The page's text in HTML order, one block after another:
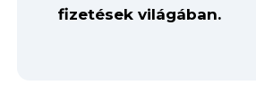
fizetések világában.